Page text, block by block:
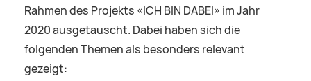
Rahmen des Projekts «ICH BIN DABEI» im Jahr
2020 ausgetauscht. Dabei haben sich die
folgenden Themen als besonders relevant
gezeigt: